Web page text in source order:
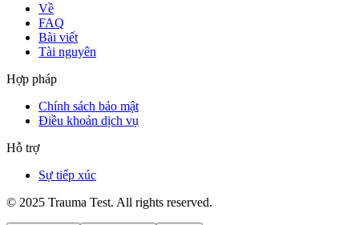
Về
FAQ
Bài viết
Tài nguyên
Hợp pháp
Chính sách bảo mật
Điều khoản dịch vụ
Hỗ trợ
Sự tiếp xúc
© 2025 Trauma Test. All rights reserved.